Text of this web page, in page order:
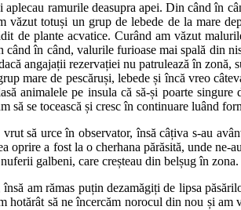
ramurile deasupra apei. Din când în
totuși un grup de lebede de la mare
de plante acvatice. Curând am văzut
în când, valurile furioase mai spală din
angajații rezervației nu patrulează în
mare de pescăruși, lebede și încă vreo
pe insula că să-și poarte singure
se tocească și cresc în continuare luând
să urce în observator, însă câțiva s-au
a fost la o cherhana părăsită, unde
galbeni, care creșteau din belșug în zona.
am rămas puțin dezamăgiți de lipsa
să ne încercăm norocul din nou și